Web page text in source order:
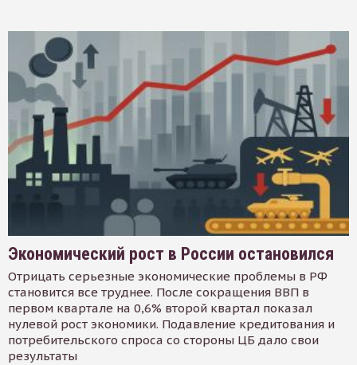
Экономический рост в России остановился
Отрицать серьезные экономические проблемы в РФ
становится все труднее. После сокращения ВВП в
первом квартале на 0,6% второй квартал показал
нулевой рост экономики. Подавление кредитования и
потребительского спроса со стороны ЦБ дало свои
результаты